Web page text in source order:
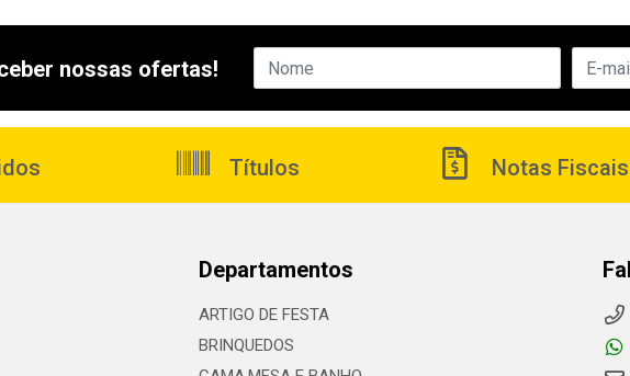
nossas ofertas!
Títulos Notas Fiscais
Departamentos
ARTIGO DE FESTA
BRINQUEDOS